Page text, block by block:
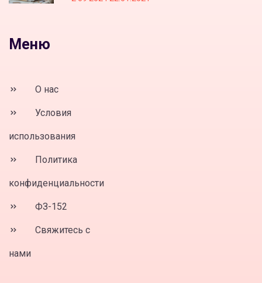
Меню
О нас
Условия
использования
Политика
конфиденциальности
ФЗ-152
Свяжитесь с
нами